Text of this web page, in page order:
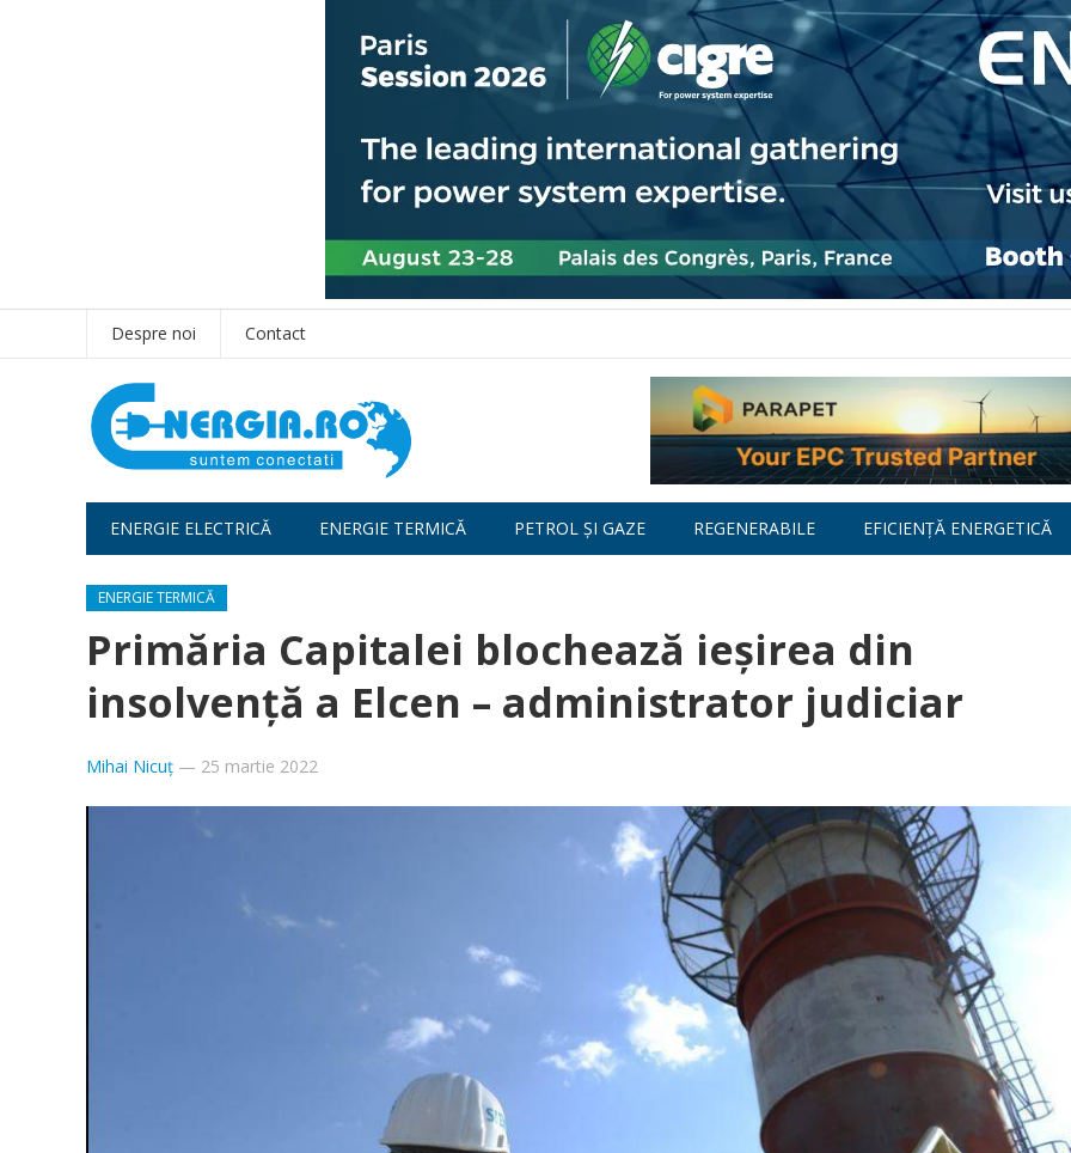
Despre noi Contact
ENERGIE ELECTRICĂ ENERGIE TERMICĂ PETROL ȘI GAZE REGENERABILE EFICIENȚĂ ENERGETICĂ
ENERGIE TERMICĂ
Primăria Capitalei blochează ieșirea din
insolvență a Elcen – administrator judiciar
Mihai Nicuț — 25 martie 2022